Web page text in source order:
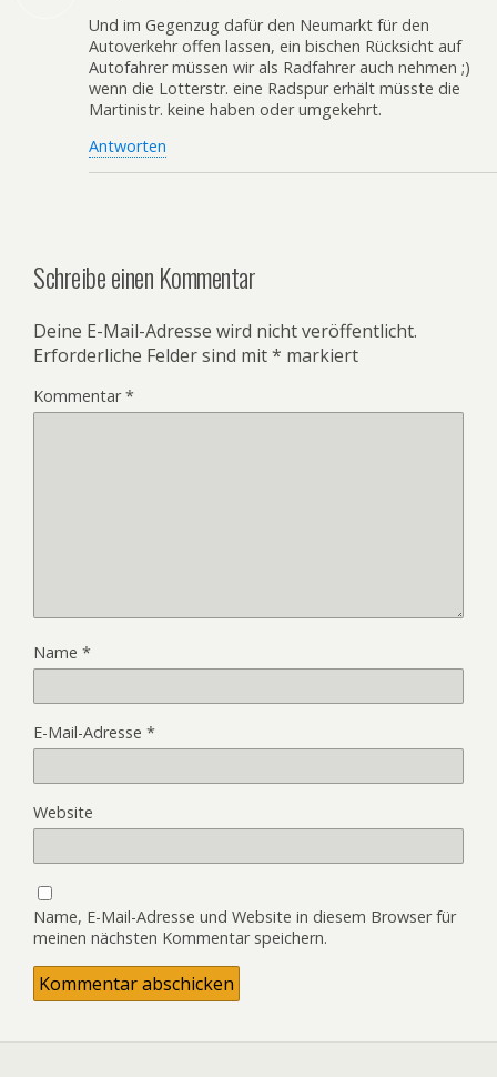
Und im Gegenzug dafür den Neumarkt für den
Autoverkehr offen lassen, ein bischen Rücksicht auf
Autofahrer müssen wir als Radfahrer auch nehmen ;)
wenn die Lotterstr. eine Radspur erhält müsste die
Martinistr. keine haben oder umgekehrt.
Antworten
Schreibe einen Kommentar
Deine E-Mail-Adresse wird nicht veröffentlicht.
Erforderliche Felder sind mit* markiert
Kommentar*
Name *
E-Mail-Adresse *
Website
Name, E-Mail-Adresse und Website in diesem Browser für
meinen nächsten Kommentar speichern.